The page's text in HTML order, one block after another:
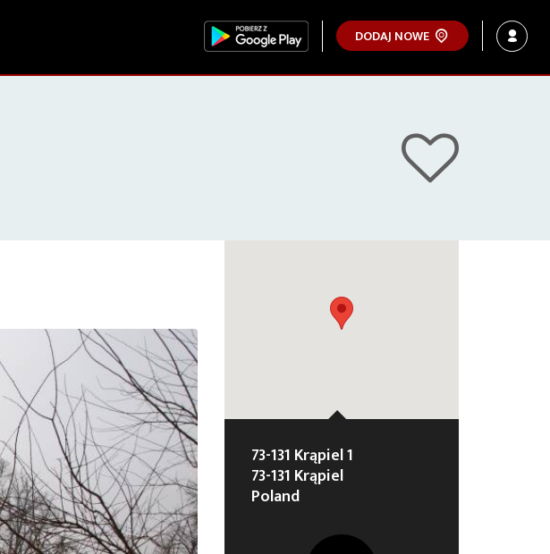
DODAJ NOWE
73-131 Krąpiel 1
73-131 Krąpiel
Poland